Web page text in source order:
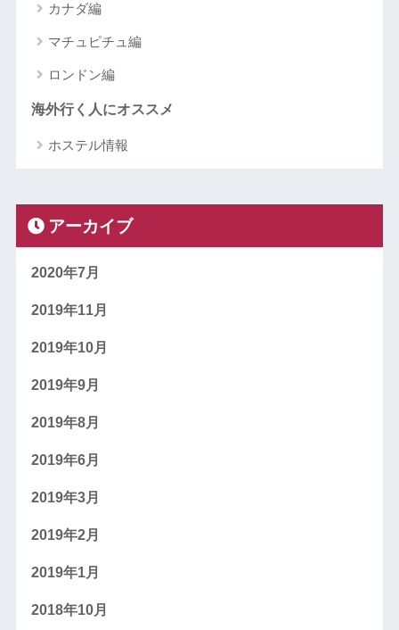
カナダ編
マチュピチュ編
ロンドン編
海外行く人にオススメ
ホステル情報
アーカイブ
2020年7月
2019年11月
2019年10月
2019年9月
2019年8月
2019年6月
2019年3月
2019年2月
2019年1月
2018年10月